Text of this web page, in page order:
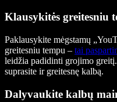
Klausykitės greitesniu
Paklausykite mėgstamų
greitesniu tempu – tai
leidžia padidinti grojimo
suprasite ir greitesnę kalbą.
Dalyvaukite kalbų